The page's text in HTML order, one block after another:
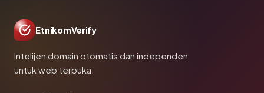
EtnikomVerify
Intelijen domain otomatis dan independen
untuk web terbuka.